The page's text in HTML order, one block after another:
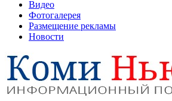
Видео
Фотогалерея
Размещение рекламы
Новости